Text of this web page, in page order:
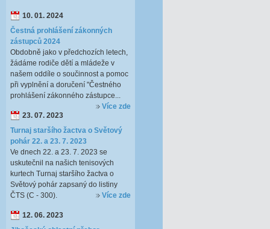
10. 01. 2024
Čestná prohlášení zákonných
zástupců 2024
Obdobně jako v předchozích letech,
žádáme rodiče dětí a mládeže v
našem oddíle o součinnost a pomoc
při vyplnění a doručení "Čestného
prohlášení zákonného zástupce...
Více zde
23. 07. 2023
Turnaj staršího žactva o Světový
pohár 22. a 23. 7. 2023
Ve dnech 22. a 23. 7. 2023 se
uskutečnil na našich tenisových
kurtech Turnaj staršího žactva o
Světový pohár zapsaný do listiny
ČTS (C - 300).
Více zde
12. 06. 2023